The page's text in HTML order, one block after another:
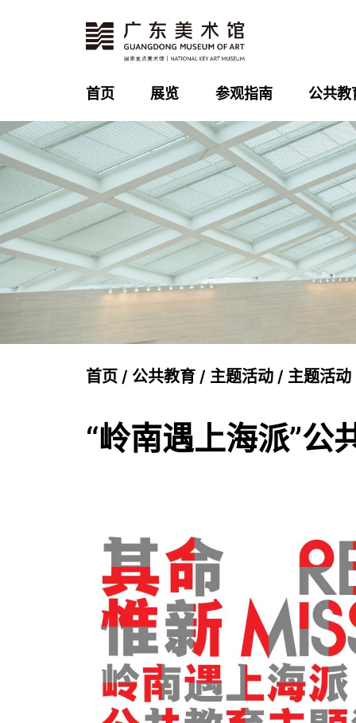
首页 展览 参观指南 公共教
首页 / 公共教育 / 主题活动 / 主题活动
“岭南遇上海派”公